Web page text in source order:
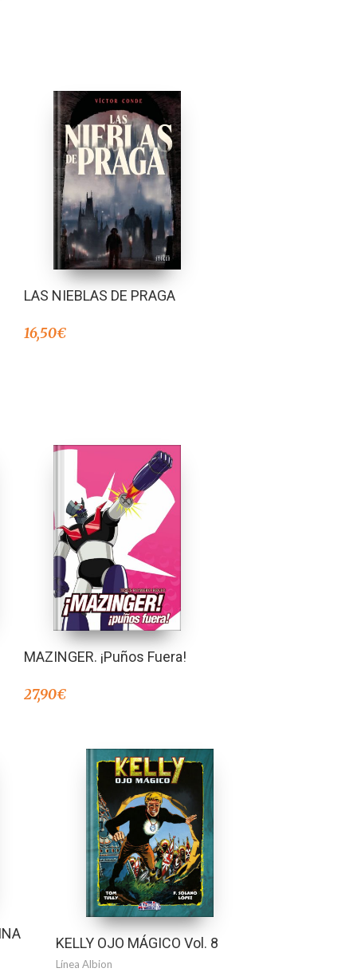
LAS NIEBLAS DE PRAGA
16,50€
MAZINGER. ¡Puños Fuera!
27,90€
KELLY OJO MÁGICO Vol. 8
Línea Albion